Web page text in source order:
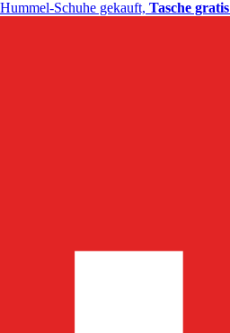
Hummel-Schuhe gekauft, Tasche gratis